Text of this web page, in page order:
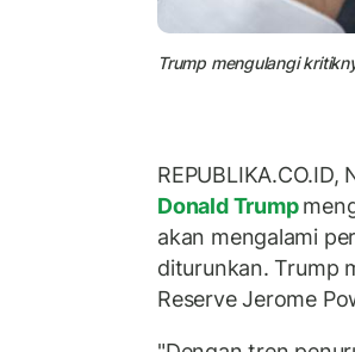
Trump mengulangi
Donald Trump
akan mengalami
diturunkan. Trump
Reserve Jerome